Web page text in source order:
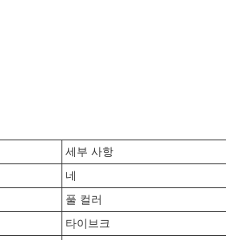
세부 사항
네
풀 컬러
타이브크